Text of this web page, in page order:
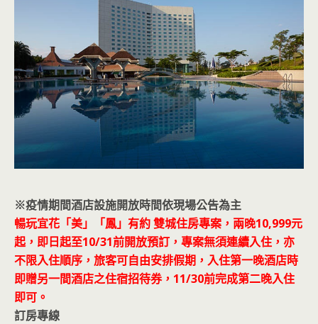
※疫情期間酒店設施開放時間依現場公告為主
暢玩宜花「美」「鳳」有約 雙城住房專案，兩晚10,999元
起，即日起至10/31前開放預訂，專案無須連續入住，亦
不限入住順序，旅客可自由安排假期，入住第一晚酒店時
即贈另一間酒店之住宿招待券，11/30前完成第二晚入住
即可。
訂房專線